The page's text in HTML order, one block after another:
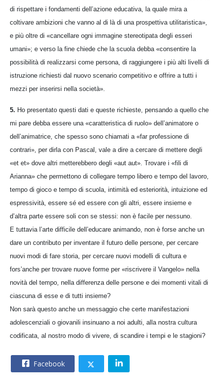
di rispettare i fondamenti dell’azione educativa, la quale mira a
coltivare ambizioni che vanno al di là di una prospettiva utilitaristica»,
e più oltre di «cancellare ogni immagine stereotipata degli esseri
umani»; e verso la fine chiede che la scuola debba «consentire la
possibilità di realizzarsi come persona, di raggiungere i più alti livelli di
istruzione richiesti dal nuovo scenario competitivo e offrire a tutti i
mezzi per inserirsi nella società».
5. Ho presentato questi dati e queste richieste, pensando a quello che
mi pare debba essere una «caratteristica di ruolo» dell’animatore o
dell’animatrice, che spesso sono chiamati a «far professione di
contrari», per dirla con Pascal, vale a dire a cercare di mettere degli
«et et» dove altri metterebbero degli «aut aut». Trovare i «fili di
Arianna» che permettono di collegare tempo libero e tempo del lavoro,
tempo di gioco e tempo di scuola, intimità ed esteriorità, intuizione ed
espressività, essere sé ed essere con gli altri, essere insieme e
d’altra parte essere soli con se stessi: non è facile per nessuno.
E tuttavia l’arte difficile dell’educare animando, non è forse anche un
dare un contributo per inventare il futuro delle persone, per cercare
nuovi modi di fare storia, per cercare nuovi modelli di cultura e
fors’anche per trovare nuove forme per «riscrivere il Vangelo» nella
novità del tempo, nella differenza delle persone e dei momenti vitali di
ciascuna di esse e di tutti insieme?
Non sarà questo anche un messaggio che certe manifestazioni
adolescenziali o giovanili insinuano a noi adulti, alla nostra cultura
codificata, al nostro modo di vivere, di scandire i tempi e le stagioni?
Facebook